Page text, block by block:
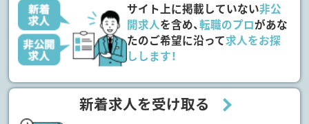
サイト上に掲載していない非公
開求人を含め、転職のプロがあな
たのご希望に沿って求人をお探
しします！
新着求人を受け取る